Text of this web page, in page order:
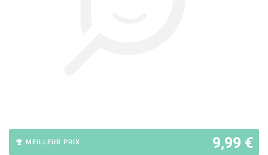
9,99 €
MEILLEUR PRIX